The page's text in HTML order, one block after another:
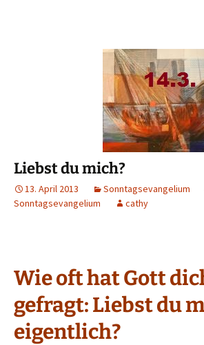
Liebst du mich?
13. April 2013 Sonntagsevangelium
Sonntagsevangelium
cathy
Wie oft hat Gott
gefragt: Liebst du
eigentlich?